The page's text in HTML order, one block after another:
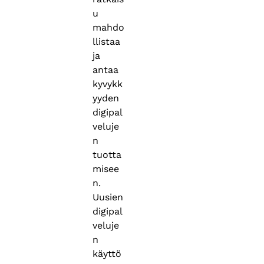
u
mahdo
llistaa
ja
antaa
kyvykk
yyden
digipal
veluje
n
tuotta
misee
n.
Uusien
digipal
veluje
n
käyttö